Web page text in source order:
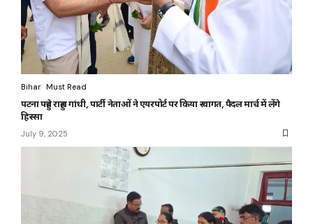
Bihar Must Read
पटना पहुंचे राहुल गांधी, पार्टी नेताओं ने एयरपोर्ट पर किया स्वागत, पैदल मार्च में लेंगे
हिस्सा
July 9, 2025